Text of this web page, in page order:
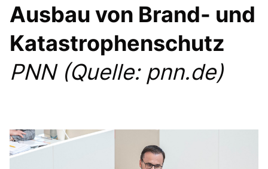
PRESSEFOTOS
MEIN BÜRGERBÜRO
MEIN WAHLKREIS
ZIELE
CDU Deutschland
Ausbau von Brand- und
Katastrophenschutz
PNN (Quelle: pnn.de)